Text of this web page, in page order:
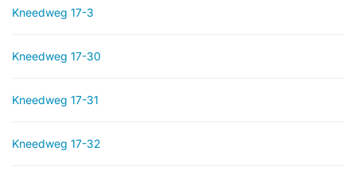
Kneedweg 17-3
Kneedweg 17-30
Kneedweg 17-31
Kneedweg 17-32